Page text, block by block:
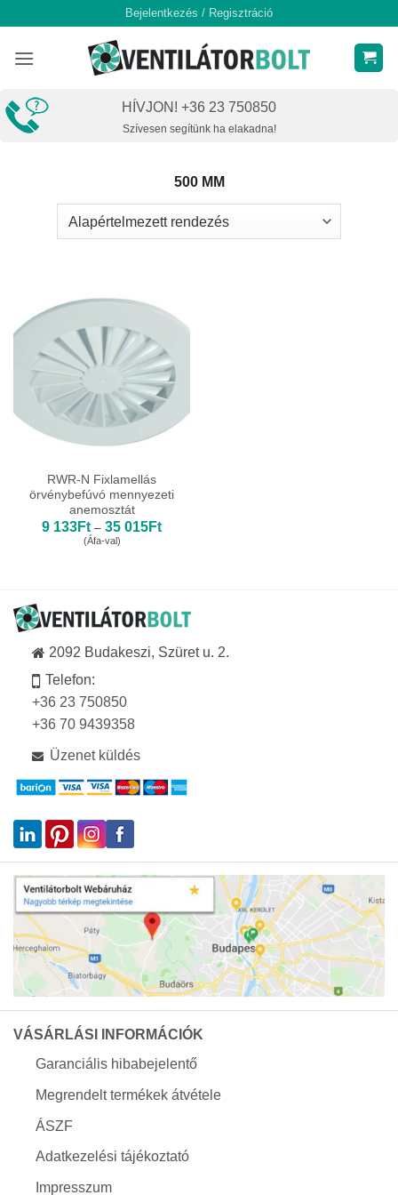
content
Bejelentkezés / Regisztráció
HÍVJON! +36 23 750850
Szívesen segítünk ha elakadna!
500 MM
RWR-N Fixlamellás
örvénybefúvó mennyezeti
anemosztát
9 133Ft – 35 015FtÁrtartomány:
(Áfa-val)
2092 Budakeszi, Szüret u. 2.
Telefon:
+36 23 750850
+36 70 9439358
Üzenet küldés
VÁSÁRLÁSI INFORMÁCIÓK
Garanciális hibabejelentő
Megrendelt termékek átvétele
ÁSZF
Adatkezelési tájékoztató
Impresszum